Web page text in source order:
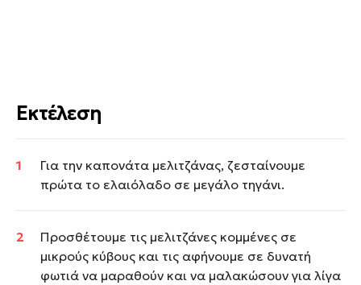
Εκτέλεση
Για την καπονάτα μελιτζάνας, ζεσταίνουμε
πρώτα το ελαιόλαδο σε μεγάλο τηγάνι.
Προσθέτουμε τις μελιτζάνες κομμένες σε
μικρούς κύβους και τις αφήνουμε σε δυνατή
φωτιά να μαραθούν και να μαλακώσουν για λίγα